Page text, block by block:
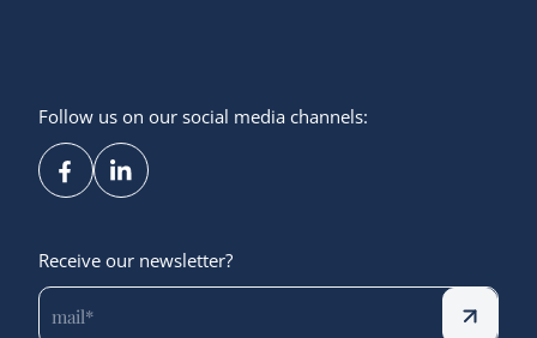
Follow us on our social media channels:
Receive our newsletter?